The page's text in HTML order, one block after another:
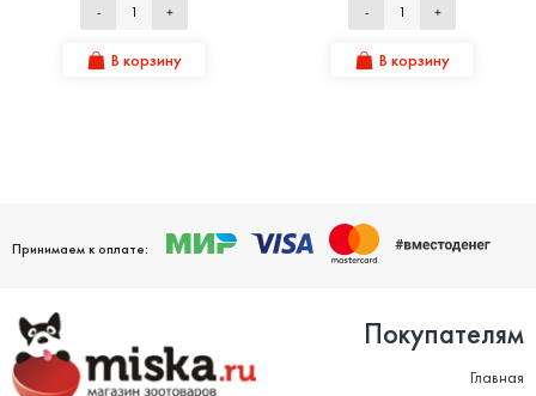
- +
В корзину
- +
В корзину
Принимаем к оплате:
Покупателям
Главная